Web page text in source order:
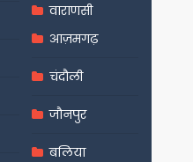
वाराणसी
आज़मगढ़
चंदौली
जौनपुर
बलिया